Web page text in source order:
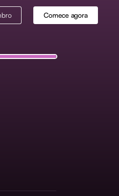
Comece agora